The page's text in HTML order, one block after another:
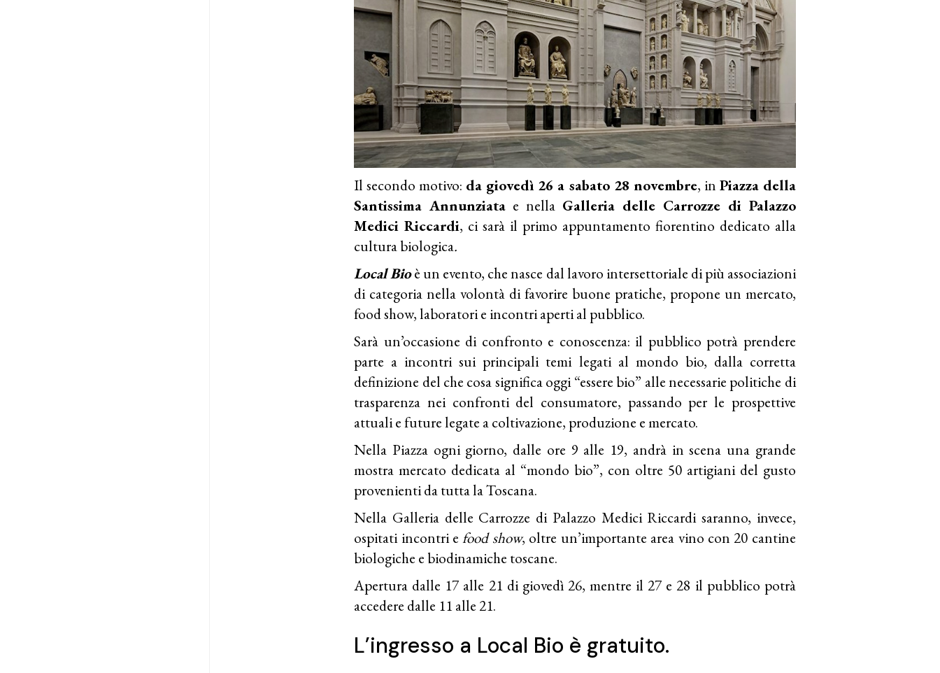
Il secondo motivo: da giovedì 26 a sabato 28 novembre, in Piazza della
Santissima Annunziata e nella Galleria delle Carrozze di Palazzo
Medici Riccardi, ci sarà il primo appuntamento fiorentino dedicato alla
cultura biologica.
Local Bioè un evento, che nasce dal lavoro intersettoriale di più associazioni
di categoria nella volontà di favorire buone pratiche, propone un mercato,
food show, laboratori e incontri aperti al pubblico.
Sarà un’occasione di confronto e conoscenza: il pubblico potrà prendere
parte a incontri sui principali temi legati al mondo bio, dalla corretta
definizione del che cosa significa oggi “essere bio” alle necessarie politiche di
trasparenza nei confronti del consumatore, passando per le prospettive
attuali e future legate a coltivazione, produzione e mercato.
Nella Piazza ogni giorno, dalle ore 9 alle 19, andrà in scena una grande
mostra mercato dedicata al “mondo bio”, con oltre 50 artigiani del gusto
provenienti da tutta la Toscana.
Nella Galleria delle Carrozze di Palazzo Medici Riccardi saranno, invece,
ospitati incontri efood show, oltre un’importante area vino con 20 cantine
biologiche e biodinamiche toscane.
Apertura dalle 17 alle 21 di giovedì 26, mentre il 27 e 28 il pubblico potrà
accedere dalle 11 alle 21.
L’ingresso a Local Bio è gratuito.